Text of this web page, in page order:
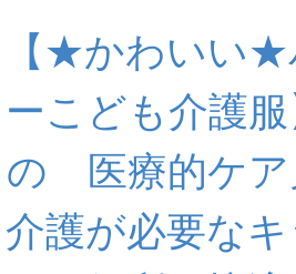
【★かわいい★
ーこども介護
の 医療的ケア
介護が必要な